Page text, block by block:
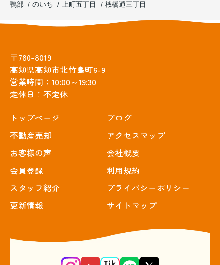
鴨部
のいち 上町五丁目 桟橋通三丁目
〒780-8019
高知県高知市北竹島町6-9
営業時間：10:00～19:30
定休日：不定休
トップぺージ
不動産売却
お客様の声
会員登録
スタッフ紹介
更新情報
ブログ
アクセスマップ
会社概要
利用規約
プライバシーポリシー
サイトマップ